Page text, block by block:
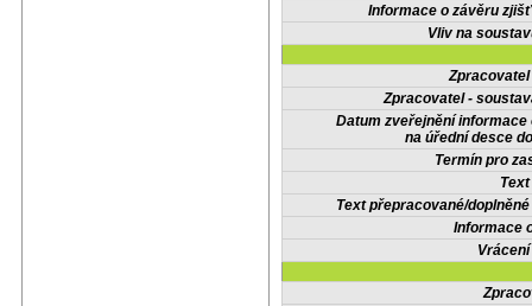
Informace o závěru
Vliv na
Zpracovatel -
Datum zveřejnění informace
na úřední desce
Termín pro
Text přepracované/
Informace